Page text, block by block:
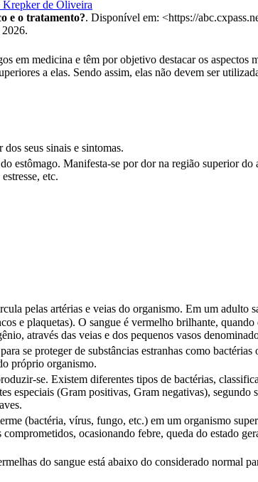
Krepker de Oliveira
e o tratamento?. Disponível em: <https://
em medicina e têm por objetivo destacar os aspectos
a elas. Sendo assim, elas não devem ser
seus sinais e sintomas.
estômago. Manifesta-se por dor na região superior
etc.
pelas artérias e veias do organismo. Em um adulto
e plaquetas). O sangue é vermelho brilhante,
através das veias e dos pequenos vasos
se proteger de substâncias estranhas como
próprio organismo.
se. Existem diferentes tipos de bactérias,
especiais (Gram positivas, Gram negativas),
(bactéria, vírus, fungo, etc.) em um organismo
ocasionando febre, queda do estado
do sangue está abaixo do considerado normal